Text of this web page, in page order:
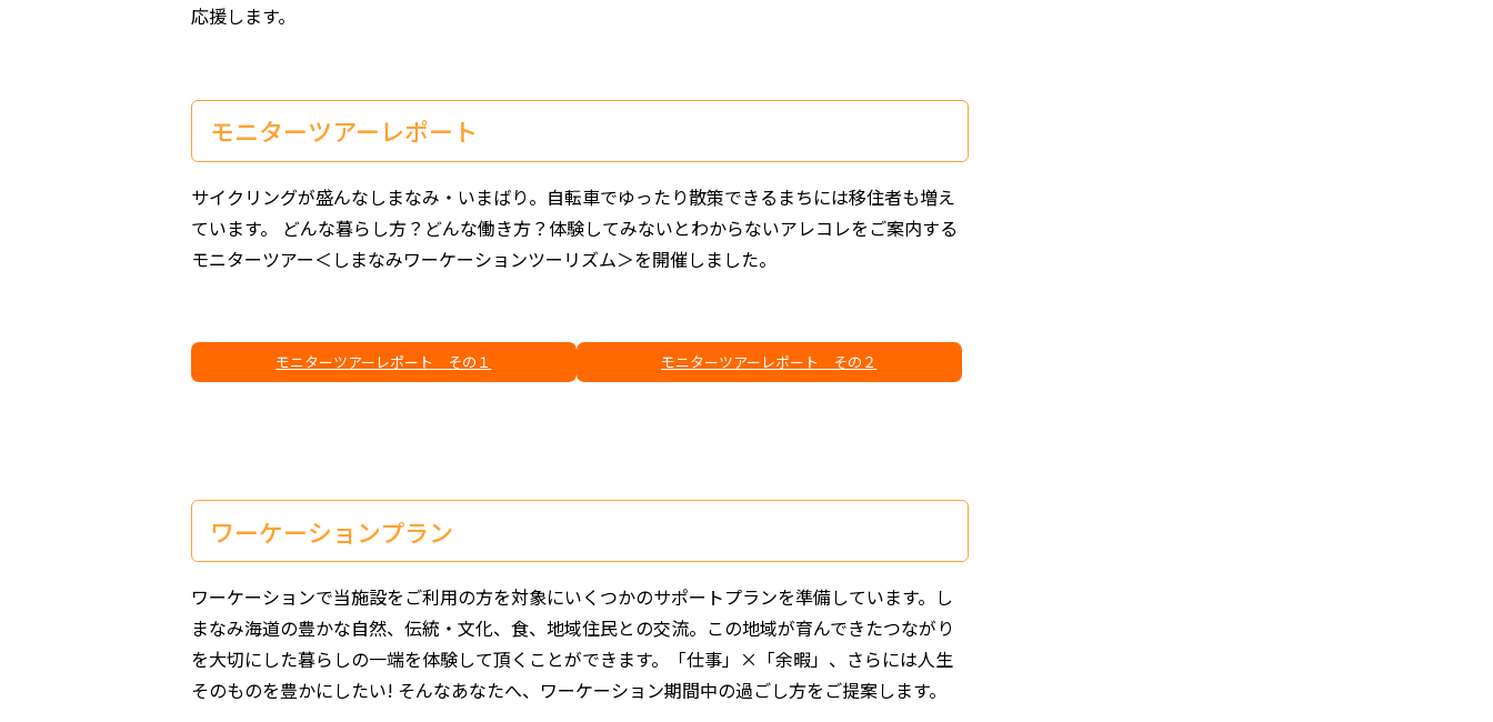
応援します。
モニターツアーレポート
サイクリングが盛んなしまなみ・いまばり。自転車でゆったり散策できるまちには移住者も増え
ています。 どんな暮らし方？どんな働き方？体験してみないとわからないアレコレをご案内する
モニターツアー＜しまなみワーケーションツーリズム＞を開催しました。
モニターツアーレポート その１ モニターツアーレポート その２
ワーケーションプラン
ワーケーションで当施設をご利用の方を対象にいくつかのサポートプランを準備しています。し
まなみ海道の豊かな自然、伝統・文化、食、地域住民との交流。この地域が育んできたつながり
を大切にした暮らしの一端を体験して頂くことができます。「仕事」×「余暇」、さらには人生
そのものを豊かにしたい! そんなあなたへ、ワーケーション期間中の過ごし方をご提案します。